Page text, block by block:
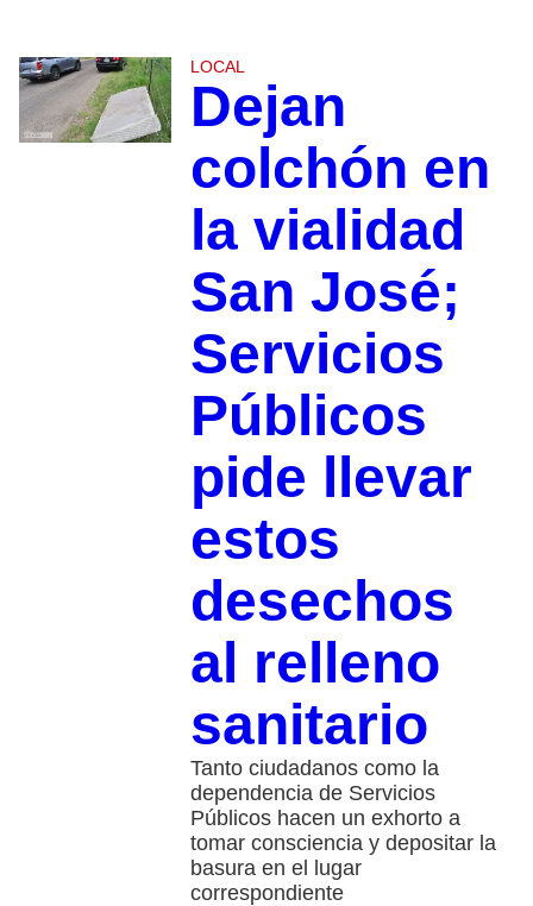
LOCAL
Dejan
colchón en
la vialidad
San José;
Servicios
Públicos
pide llevar
estos
desechos
al relleno
sanitario
Tanto ciudadanos como la
dependencia de Servicios
Públicos hacen un exhorto a
tomar consciencia y depositar la
basura en el lugar
correspondiente